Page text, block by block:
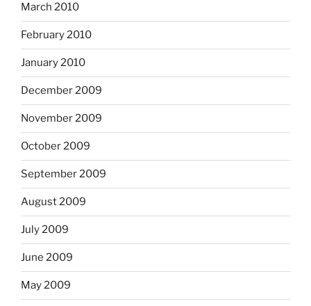
March 2010
February 2010
January 2010
December 2009
November 2009
October 2009
September 2009
August 2009
July 2009
June 2009
May 2009